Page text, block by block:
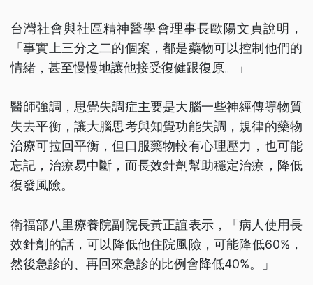
台灣社會與社區精神醫學會理事長歐陽文貞說明，
「事實上三分之二的個案，都是藥物可以控制他們的
情緒，甚至慢慢地讓他接受復健跟復原。」
醫師強調，思覺失調症主要是大腦一些神經傳導物質
失去平衡，讓大腦思考與知覺功能失調，規律的藥物
治療可拉回平衡，但口服藥物較有心理壓力，也可能
忘記，治療易中斷，而長效針劑幫助穩定治療，降低
復發風險。
衛福部八里療養院副院長黃正誼表示，「病人使用長
效針劑的話，可以降低他住院風險，可能降低60%，
然後急診的、再回來急診的比例會降低40%。」